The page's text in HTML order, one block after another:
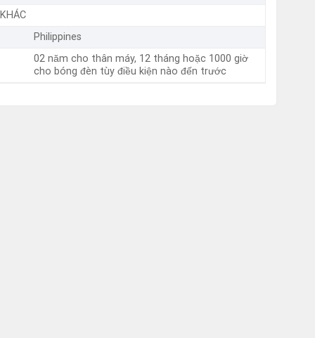
Philippines
02 năm cho thân máy, 12 tháng hoặc 1000 giờ
cho bóng đèn tùy điều kiện nào đến trước